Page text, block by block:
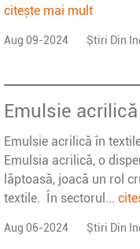
citește mai mult
Aug 09-2024 Știri Din
Emulsie acrilică în
Emulsia acrilică, o
lăptoasă, joacă un rol
textile. În sectorul...
Aug 06-2024 Știri Din